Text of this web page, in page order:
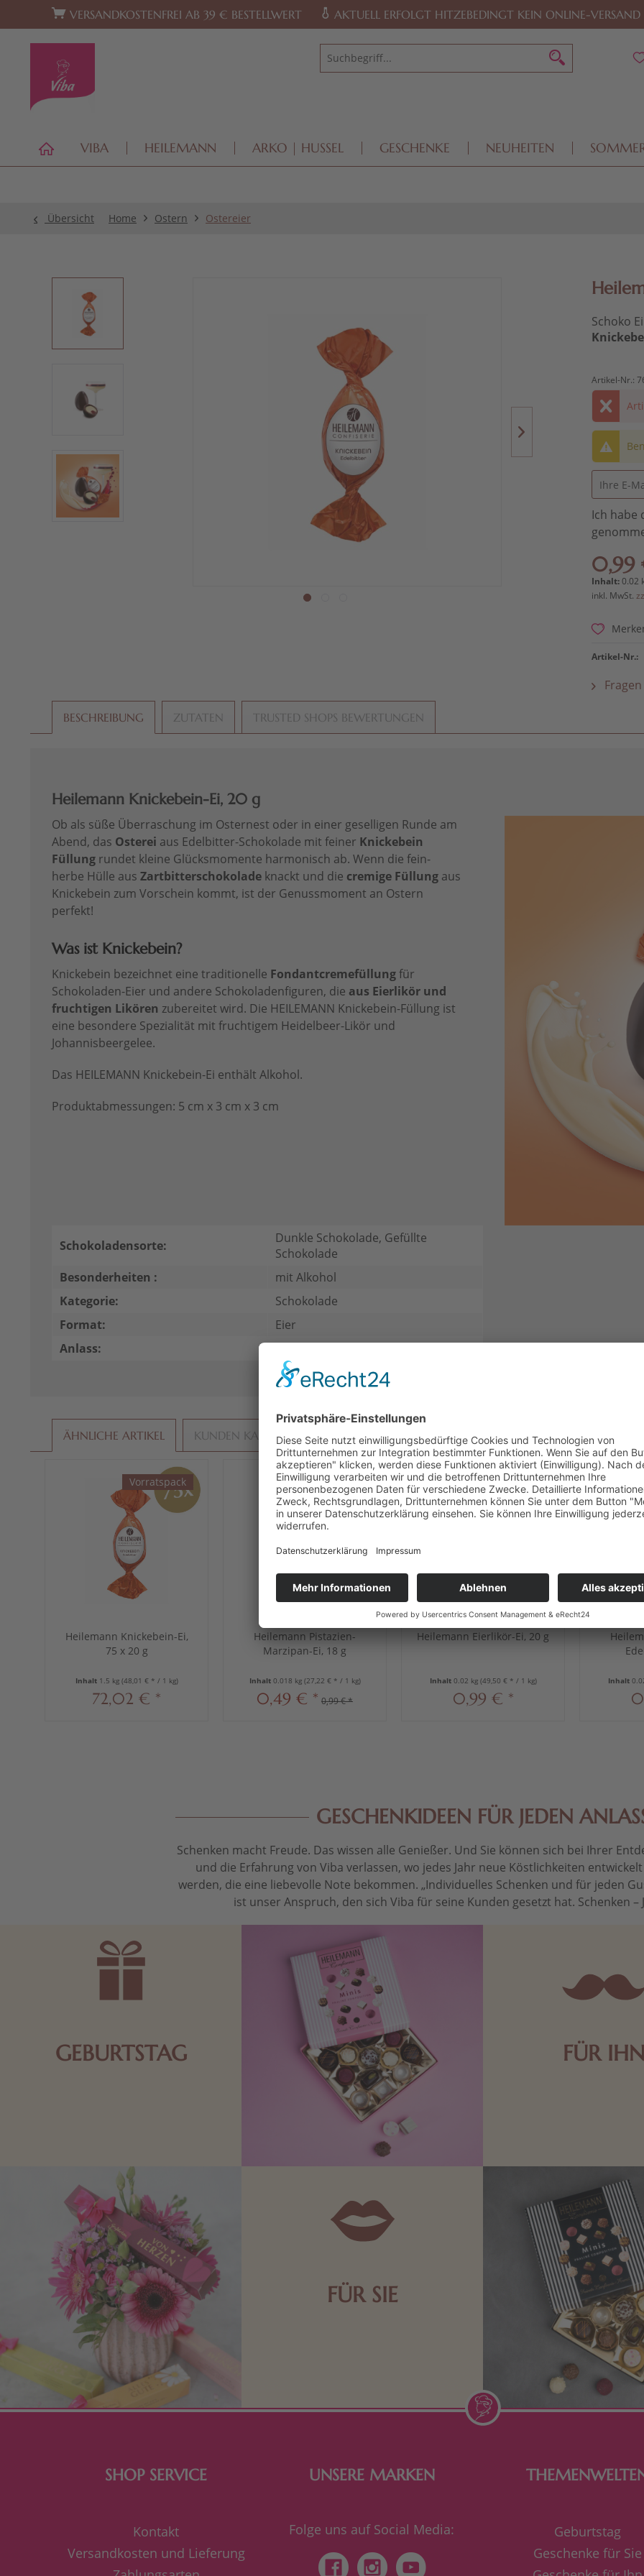
Zur Hauptnavigation springen Zum Footer springen
VERSANDKOSTENFREI AB 39 € BESTELLWERT AKTUELL ERFOLGT HITZEBEDINGT KEIN ONLINE-VERSAND
VIBA HEILEMANN ARKO | HUSSEL GESCHENKE NEUHEITEN
Übersicht Home Ostern Ostereier
Schoko
Artikel-Nr.:
Ich habe
0,99
Inhalt:0.02
inkl. MwSt.
Artikel-Nr.:
BESCHREIBUNG ZUTATEN TRUSTED SHOPS BEWERTUNGEN
Heilemann Knickebein-Ei, 20 g
Ob als süße Überraschung im Osternest oder in einer geselligen Runde am
Abend, das Osterei aus Edelbitter-Schokolade mit feiner Knickebein
Füllung rundet kleine Glücksmomente harmonisch ab. Wenn die fein-
herbe Hülle aus Zartbitterschokolade knackt und die cremige Füllung aus
Knickebein zum Vorschein kommt, ist der Genussmoment an Ostern
perfekt!
Was ist Knickebein?
Knickebein bezeichnet eine traditionelle Fondantcremefüllungfür
Schokoladen-Eier und andere Schokoladenfiguren, die aus Eierlikör und
fruchtigen Likören zubereitet wird. Die HEILEMANN Knickebein-Füllung ist
eine besondere Spezialität mit fruchtigem Heidelbeer-Likör und
Johannisbeergelee.
Das HEILEMANN Knickebein-Ei enthält Alkohol.
Produktabmessungen: 5 cm x 3 cm x 3 cm
Schokoladensorte:
Dunkle Schokolade, Gefüllte
Schokolade
Besonderheiten :
mit Alkohol
Kategorie:
Schokolade
Format:
Eier
Anlass:
ÄHNLICHE ARTIKEL KUNDEN KAUFTEN AUCH KUNDEN HABEN SICH EBENFALLS ANGESEHEN
Vorratspack
Heilemann Knickebein-Ei,
75 x 20 g
Inhalt 1.5 kg (48,01 € * / 1 kg)
72,02 € *
SALE
mit Alkohol
Heilemann Pistazien-
Marzipan-Ei, 18 g
Inhalt 0.018 kg (27,22 € * / 1 kg)
0,49 € * 0,99 € *
mit Alkohol
Heilemann Eierlikör-Ei, 20 g
Inhalt 0.02 kg (49,50 € * / 1 kg)
0,99 € *
Inhalt
GESCHENKIDEEN FÜR JEDEN
Schenken macht Freude. Das wissen alle Genießer. Und Sie können sich bei Ihrer
und die Erfahrung von Viba verlassen, wo jedes Jahr neue Köstlichkeiten
werden, die eine liebevolle Note bekommen. „Individuelles Schenken und für jeden
ist unser Anspruch, den sich Viba für seine Kunden gesetzt hat. Schenken –
GEBURTSTAG FÜR IHN
FÜR SIE
SHOP SERVICE
Kontakt
Versandkosten und Lieferung
UNSERE MARKEN
Folge uns auf Social Media:
Geburtstag
Geschenke für Sie